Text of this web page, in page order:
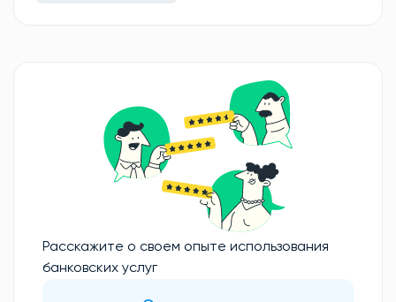
Расскажите о своем опыте использования
банковских услуг